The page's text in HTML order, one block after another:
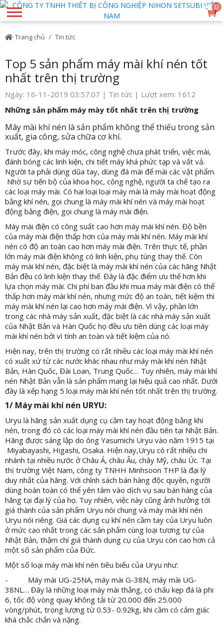
0
Trang chủ Tin tức
Top 5 sản phẩm máy mài khí nén tốt
nhất trên thị trường
Ngày: 16-11-2019 03:57:07 | Tin tức | Lượt xem: 1612
Những sản phẩm máy mày tốt nhất trên thị trường
Máy mài khí nén là sản phẩm không thể thiếu trong sản
xuất, gia công, sửa chữa cơ khí.
Trước đây, khi máy móc, công nghệ chưa phát triển, việc mài,
đánh bóng các linh kiện, chi tiết máy khá phức tạp và vất vả.
Người ta phải dùng dũa tay, dùng đá mài để mài các vật phẩm.
Nhờ sự tiến bộ của khoa học, công nghệ, người ta chế tạo ra
các loại máy mài. Có hai loại loại máy mài là máy mài hoạt động
bằng khí nén, gọi chung là máy mài khí nén và máy mài hoạt
động bằng điện, gọi chung là máy mài điện.
Máy mài điện có công suất cao hơn máy mài khí nén. Độ bền
của máy mài điện thấp hơn của máy mài khí nén. Máy mài khí
nén có độ an toàn cao hơn máy mài điện. Trên thực tế, phần
lớn máy mài điện không có linh kiện, phụ tùng thay thế. Còn
máy mài khí nén, đặc biệt là máy mài khí nén của các hãng Nhật
Bản đều có linh kiện thay thế. Đây là đặc điểm ưu thế hơn khi
lựa chọn máy mài. Chi phí ban đầu khi mua máy mài điện có thể
thấp hơn máy mài khí nén, nhưng mức độ an toàn, tiết kiệm thì
máy mài khí nén lại cao hơn máy mài điện. Vì vậy, phần lớn
trong các nhà máy sản xuất, đặc biệt là các nhà máy sản xuất
của Nhật Bản và Hàn Quốc họ đều ưu tiên dùng các loại máy
mài khí nén bởi vì tính an toàn và tiết kiệm của nó.
Hiện nay, trên thị trường có rất nhiều các loại máy mài khí nén
có xuất xứ từ các nước khác nhau như máy mài khí nén Nhật
Bản, Hàn Quốc, Đài Loan, Trung Quốc… Tuy nhiên, máy mài khí
nén Nhật Bản vẫn là sản phẩm mang lại hiệu quả cao nhất. Dưới
đây là xếp hạng 5 loại máy mài khí nén tốt nhất trên thị trường.
1/ Máy mài khí nén URYU:
Uryu là hãng sản xuất dụng cụ cầm tay hoạt động bằng khí
nén, trong đó có các loại máy mài khí nén đầu tiên tại Nhật Bản.
Hãng được sáng lập do ông Yasumichi Uryu vào năm 1915 tại
Miyabayashi, Higashi, Osaka. Hiện nay,Uryu có rất nhiều chi
nhánh tại nhiều nước ở Châu Á, châu Âu, chây Mỹ, châu Úc. Tại
thị trường Việt Nam, công ty TNHH Minhsoon THP là đại lý
duy nhất của hãng. Với chính sách bán hàng độc quyền, người
dùng hoàn toàn có thể yên tâm vào dịch vụ sau bán hàng của
hãng tại đại lý của họ. Tuy nhiên, việc này cũng ảnh hưởng tới
giá thành của sản phẩm Uryu nói chung và máy mài khí nén
Uryu nói riêng. Giá các dụng cụ khí nén cầm tay của Uryu luôn
ở mức cao nhất trong các sản phẩm cùng loại tương tự của
Nhật Bản, thậm chí giá thành dụng cụ của Uryu còn cao hơn cả
một số sản phẩm của Đức.
Một số loại máy mài khí nén tiêu biểu của Uryu như:
- Máy mài UG-25NA, máy mài G-38N, máy mài UG-
38NL… Đây là những loại máy mài thẳng, có chấu kẹp đá là phi
6, tốc độ vòng quay không tải từ 20.000 đến 25.000
vòng/phút, trọng lượng từ 0.53- 0.92kg, khi cầm có cảm giác
khá chắc chắn và nặng.